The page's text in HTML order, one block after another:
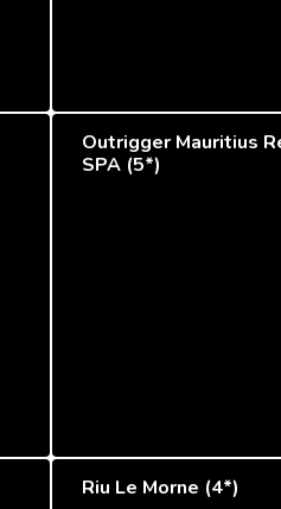
Outrigger Mauritius
SPA (5*)
Riu Le Morne (4*)